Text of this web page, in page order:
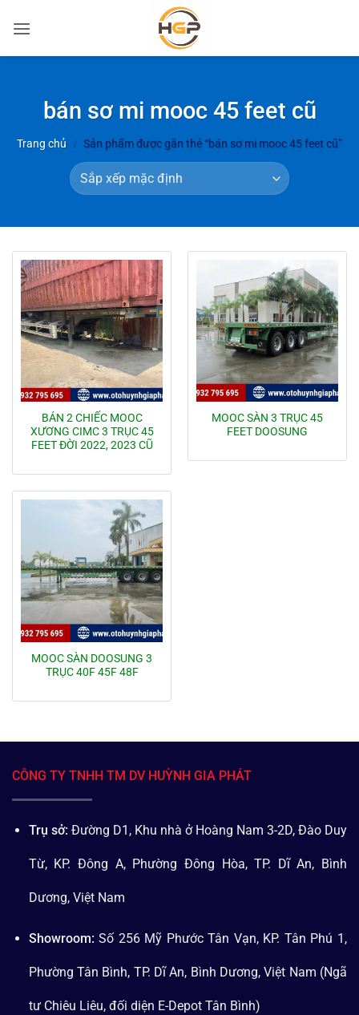
qua
bán sơ mi mooc 45 feet cũ
Trang chủ / Sản phẩm được gắn thẻ “bán sơ mi mooc 45 feet cũ”
BÁN 2 CHIẾC MOOC
XƯƠNG CIMC 3 TRỤC 45
FEET ĐỜI 2022, 2023 CŨ
MOOC SÀN 3 TRỤC 45
FEET DOOSUNG
MOOC SÀN DOOSUNG 3
TRỤC 40F 45F 48F
CÔNG TY TNHH TM DV HUỲNH GIA PHÁT
Trụ sở: Đường D1, Khu nhà ở Hoàng Nam 3-2D, Đào Duy
Từ, KP. Đông A, Phường Đông Hòa, TP. Dĩ An, Bình
Dương, Việt Nam
Showroom: Số 256 Mỹ Phước Tân Vạn, KP. Tân Phú 1,
Phường Tân Bình, TP. Dĩ An, Bình Dương, Việt Nam (Ngã
tư Chiêu Liêu, đối diện E-Depot Tân Bình)